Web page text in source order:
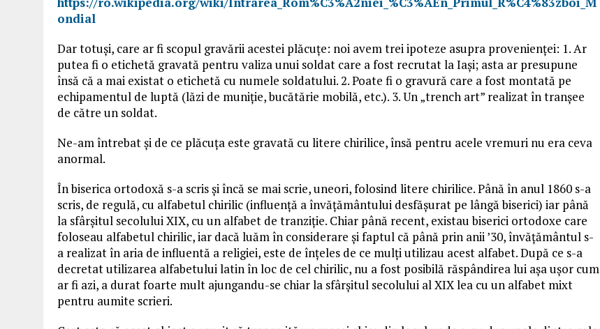
ondial
Dar totuși, care ar fi scopul gravării acestei plăcuțe: noi avem trei ipoteze asupra provenienței: 1. Ar
putea fi o etichetă gravată pentru valiza unui soldat care a fost recrutat la Iași; asta ar presupune
însă că a mai existat o etichetă cu numele soldatului. 2. Poate fi o gravură care a fost montată pe
echipamentul de luptă (lăzi de muniție, bucătărie mobilă, etc.). 3. Un „trench art” realizat în tranșee
de către un soldat.
Ne-am întrebat și de ce plăcuța este gravată cu litere chirilice, însă pentru acele vremuri nu era ceva
anormal.
În biserica ortodoxă s-a scris și încă se mai scrie, uneori, folosind litere chirilice. Până în anul 1860 s-a
scris, de regulă, cu alfabetul chirilic (influență a învățământului desfășurat pe lângă biserici) iar până
la sfârșitul secolului XIX, cu un alfabet de tranziție. Chiar până recent, existau biserici ortodoxe care
foloseau alfabetul chirilic, iar dacă luăm în considerare și faptul că până prin anii ’30, învățământul s-
a realizat în aria de influentă a religiei, este de înțeles de ce mulți utilizau acest alfabet. După ce s-a
decretat utilizarea alfabetului latin în loc de cel chirilic, nu a fost posibilă răspândirea lui așa ușor cum
ar fi azi, a durat foarte mult ajungandu-se chiar la sfârșitul secolului al XIX lea cu un alfabet mixt
pentru aumite scrieri.